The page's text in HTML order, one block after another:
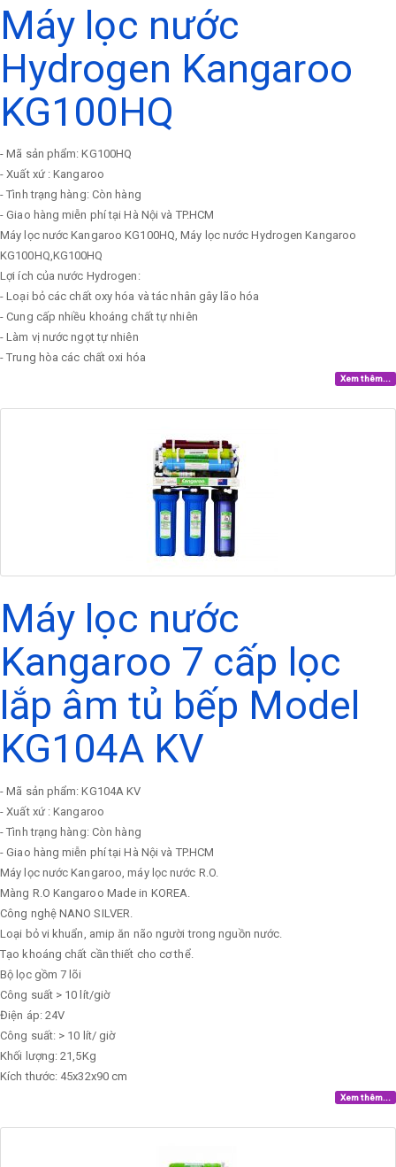
Máy lọc nước
Hydrogen Kangaroo
KG100HQ
- Mã sản phẩm: KG100HQ
- Xuất xứ : Kangaroo
- Tình trạng hàng: Còn hàng
- Giao hàng miễn phí tại Hà Nội và TP.HCM
Máy lọc nước Kangaroo KG100HQ, Máy lọc nước Hydrogen Kangaroo
KG100HQ,KG100HQ
Lợi ích của nước Hydrogen:
- Loại bỏ các chất oxy hóa và tác nhân gây lão hóa
- Cung cấp nhiều khoáng chất tự nhiên
- Làm vị nước ngọt tự nhiên
- Trung hòa các chất oxi hóa
Xem thêm...
Máy lọc nước
Kangaroo 7 cấp lọc
lắp âm tủ bếp Model
KG104A KV
- Mã sản phẩm: KG104A KV
- Xuất xứ : Kangaroo
- Tình trạng hàng: Còn hàng
- Giao hàng miễn phí tại Hà Nội và TP.HCM
Máy lọc nước Kangaroo, máy lọc nước R.O.
Màng R.O Kangaroo Made in KOREA.
Công nghệ NANO SILVER.
Loại bỏ vi khuẩn, amip ăn não người trong nguồn nước.
Tạo khoáng chất cần thiết cho cơ thể.
Bộ lọc gồm 7 lõi
Công suất > 10 lít/giờ
Điện áp: 24V
Công suất: > 10 lít/ giờ
Khối lượng: 21,5Kg
Kích thước: 45x32x90 cm
Xem thêm...